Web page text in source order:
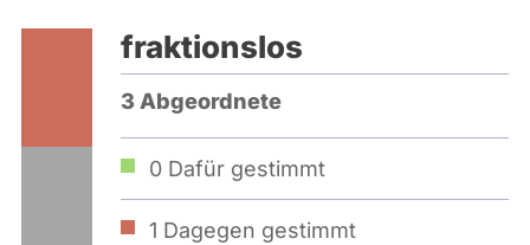
fraktionslos
3 Abgeordnete
0 Dafür gestimmt
1 Dagegen gestimmt